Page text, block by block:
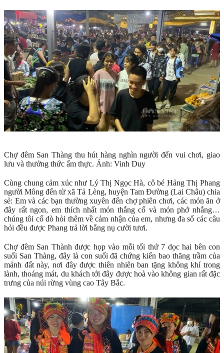
Chợ đêm San Thàng thu hút hàng nghìn người đến vui chơi, giao
lưu và thưởng thức ẩm thực. Ảnh: Vinh Duy
Cùng chung cảm xúc như Lý Thị Ngọc Hà, cô bé Hảng Thị Phang
người Mông đến từ xã Tả Lèng, huyện Tam Đường (Lai Châu) chia
sẻ: Em và các bạn thường xuyên đến chợ phiên chơi, các món ăn ở
đây rất ngon, em thích nhất món thắng cố và món phở nhắng…
chúng tôi cố dò hỏi thêm về cảm nhận của em, nhưng đa số các câu
hỏi đều được Phang trả lời bằng nụ cười tươi.
Chợ đêm San Thành được họp vào mỗi tối thứ 7 dọc hai bên con
suối San Thàng, đây là con suối đã chứng kiến bao thăng trầm của
mảnh đất này, nơi đây được thiên nhiên ban tặng không khí trong
lành, thoáng mát, du khách tới đây được hoà vào không gian rất đặc
trưng của núi rừng vùng cao Tây Bắc.